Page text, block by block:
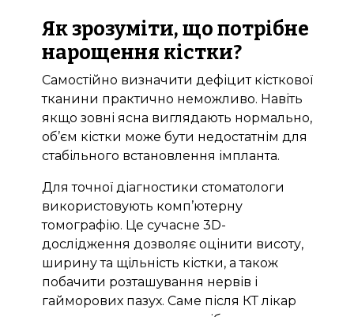
Як зрозуміти, що потрібне
нарощення кістки?
Самостійно визначити дефіцит кісткової
тканини практично неможливо. Навіть
якщо зовні ясна виглядають нормально,
об’єм кістки може бути недостатнім для
стабільного встановлення імпланта.
Для точної діагностики стоматологи
використовують комп’ютерну
томографію. Це сучасне 3D-
дослідження дозволяє оцінити висоту,
ширину та щільність кістки, а також
побачити розташування нервів і
гайморових пазух. Саме після КТ лікар